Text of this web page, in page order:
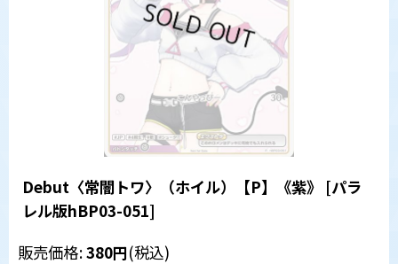
Debut〈常闇トワ〉（ホイル）【P】《紫》 [パラ
レル版hBP03-051]
販売価格:380円(税込)